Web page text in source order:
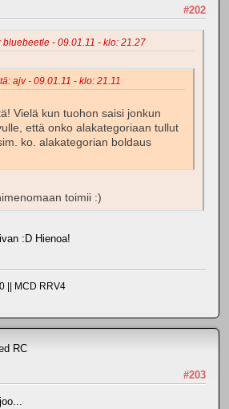
#202
- 09.01.11 - klo: 21.27
ajv - 09.01.11 - klo: 21.11
Vielä kun tuohon saisi jonkun
että onko alakategoriaan tullut
ko. alakategorian boldaus
toimii :)
:D Hienoa!
|| MCD RRV4
RC
#203